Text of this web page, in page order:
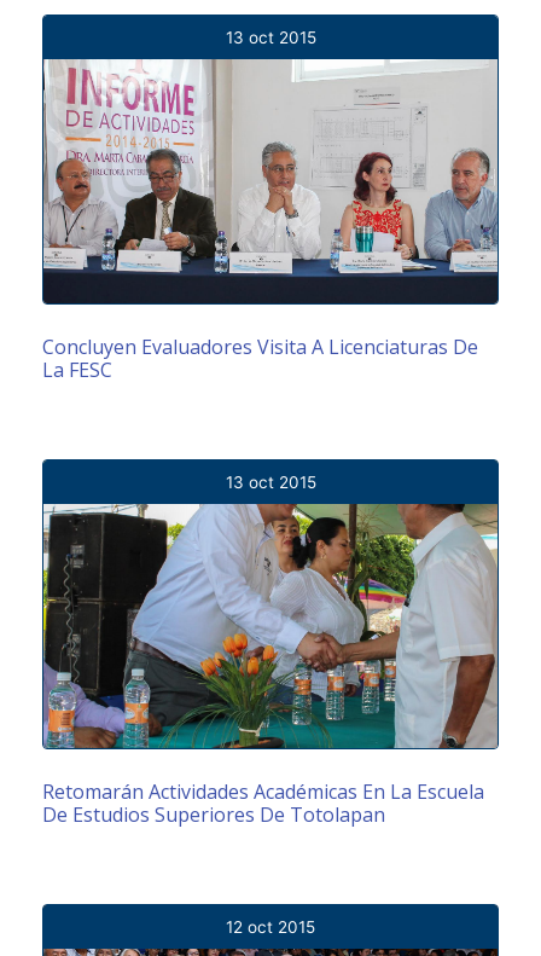
13 oct 2015
Concluyen Evaluadores Visita A Licenciaturas De
La FESC
13 oct 2015
Retomarán Actividades Académicas En La Escuela
De Estudios Superiores De Totolapan
12 oct 2015